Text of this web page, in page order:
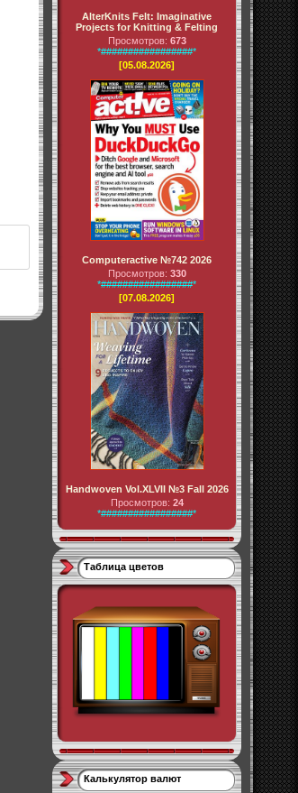
AlterKnits Felt: Imaginative
Projects for Knitting & Felting
Просмотров: 673
*#################*
[05.08.2026]
Computeractive №742 2026
Просмотров: 330
*#################*
[07.08.2026]
Handwoven Vol.XLVII №3 Fall 2026
Просмотров: 24
*#################*
Таблица цветов
Калькулятор валют